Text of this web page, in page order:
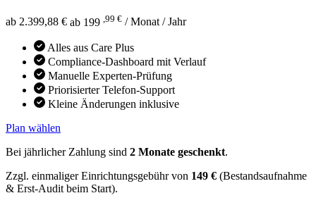
ab 2.399,88 € ab 199 ,99 € / Monat / Jahr
Alles aus Care Plus
Compliance-Dashboard mit Verlauf
Manuelle Experten-Prüfung
Priorisierter Telefon-Support
Kleine Änderungen inklusive
Plan wählen
Bei jährlicher Zahlung sind 2 Monate geschenkt.
Zzgl. einmaliger Einrichtungsgebühr von 149 € (Bestandsaufnahme
& Erst-Audit beim Start).